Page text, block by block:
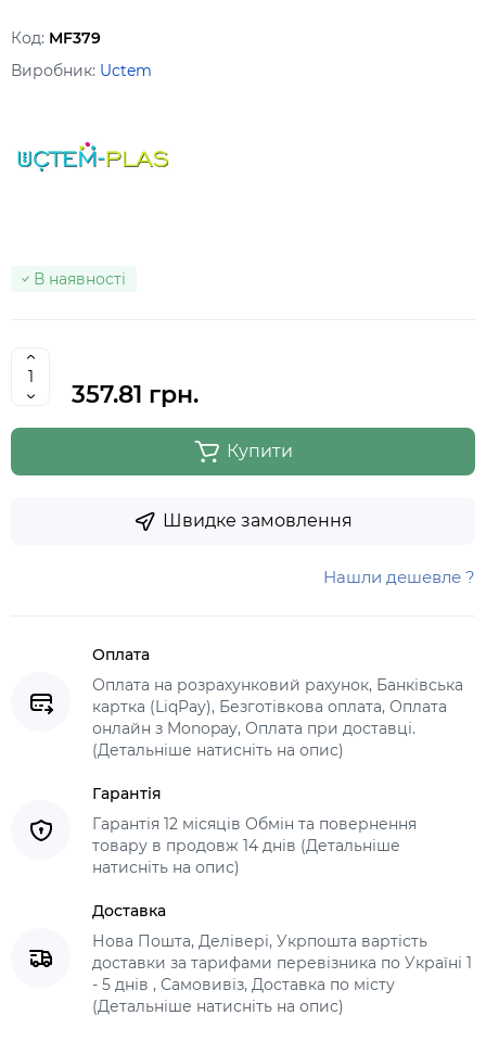
Код: MF379
Виробник: Uctem
В наявності
357.81 грн.
Купити
Швидке замовлення
Нашли дешевле ?
Оплата
Оплата на розрахунковий рахунок, Банківська
картка (LiqPay), Безготівкова оплата, Оплата
онлайн з Monopay, Оплата при доставці.
(Детальніше натисніть на опис)
Гарантія
Гарантія 12 місяців Обмін та повернення
товару в продовж 14 днів (Детальніше
натисніть на опис)
Доставка
Нова Пошта, Делівері, Укрпошта вартість
доставки за тарифами перевізника по Україні 1
- 5 днів , Самовивіз, Доставка по місту
(Детальніше натисніть на опис)